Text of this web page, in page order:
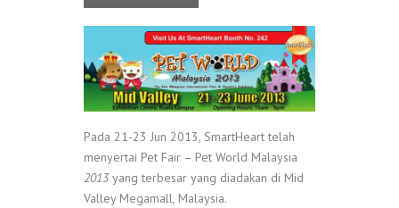
Pada 21-23 Jun 2013, SmartHeart telah
menyertai Pet Fair – Pet World Malaysia
2013yang terbesar yang diadakan di Mid
Valley Megamall, Malaysia.